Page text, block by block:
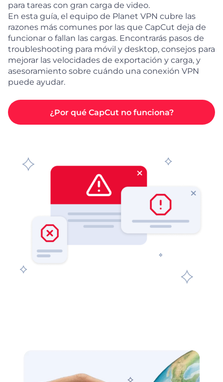
para tareas con gran carga de video.
En esta guía, el equipo de Planet VPN cubre las
razones más comunes por las que CapCut deja de
funcionar o fallan las cargas. Encontrarás pasos de
troubleshooting para móvil y desktop, consejos para
mejorar las velocidades de exportación y carga, y
asesoramiento sobre cuándo una conexión VPN
puede ayudar.
¿Por qué CapCut no funciona?